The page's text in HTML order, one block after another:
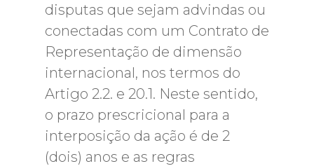
disputas que sejam advindas ou
conectadas com um Contrato de
Representação de dimensão
internacional, nos termos do
Artigo 2.2. e 20.1. Neste sentido,
o prazo prescricional para a
interposição da ação é de 2
(dois) anos e as regras